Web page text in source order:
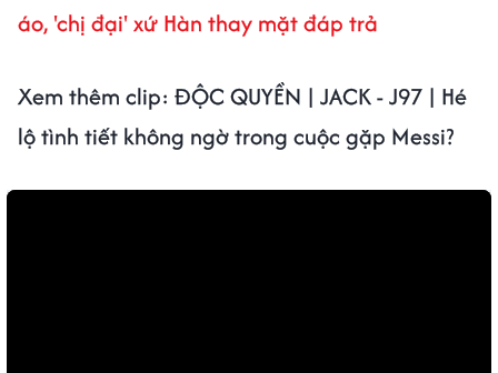
áo, 'chị đại' xứ Hàn thay mặt đáp trả
Xem thêm clip: ĐỘC QUYỀN | JACK - J97 | Hé
lộ tình tiết không ngờ trong cuộc gặp Messi?